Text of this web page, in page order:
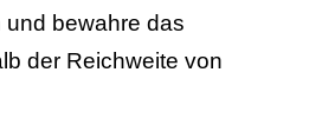
und bewahre das
der Reichweite von